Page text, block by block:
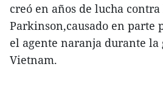
creó en años de lucha
Parkinson,causado en parte
el agente naranja durante la
Vietnam.